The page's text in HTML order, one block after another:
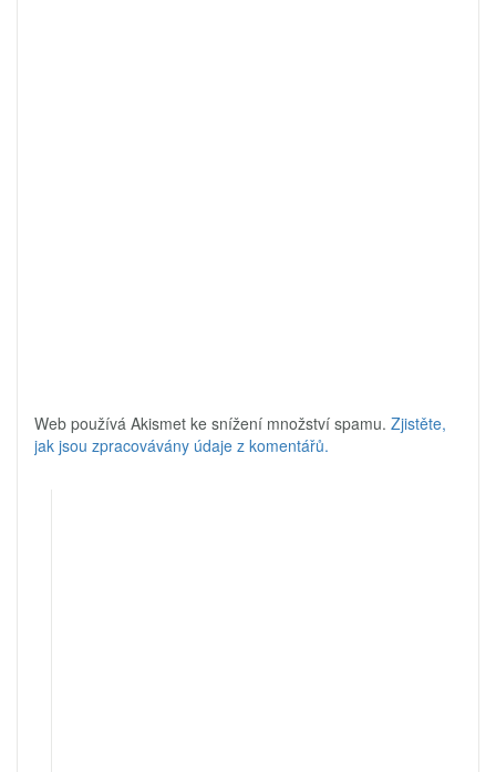
Web používá Akismet ke snížení množství spamu. Zjistěte,
jak jsou zpracovávány údaje z komentářů.